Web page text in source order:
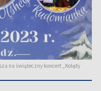
na świąteczny koncert „Kolędy